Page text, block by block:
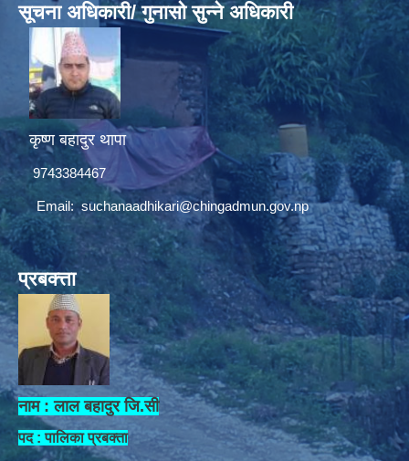
सूचना अधिकारी/ गुनासो सुन्ने अधिकारी
कृष्ण बहादुर थापा
9743384467
Email:suchanaadhikari@chingadmun.gov.np
प्रबक्त्ता
नाम : लाल बहादुर जि.सी
पद : पालिका प्रबक्ता